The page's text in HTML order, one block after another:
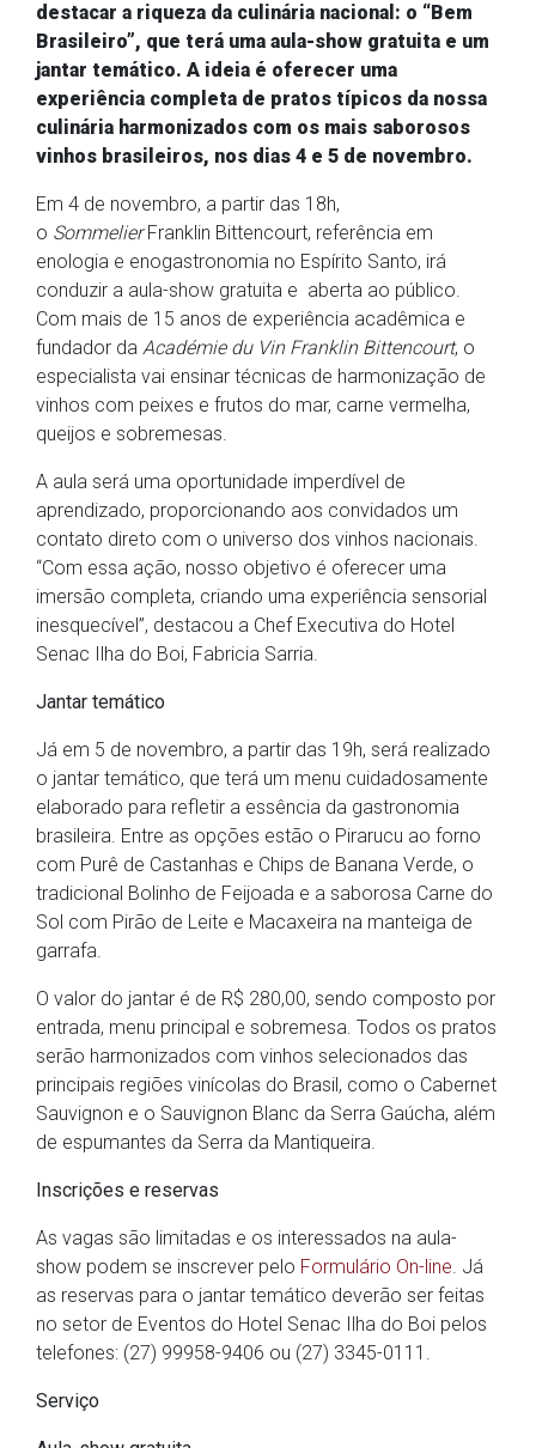
destacar a riqueza da culinária nacional: o “Bem
Brasileiro”, que terá uma aula-show gratuita e um
jantar temático. A ideia é oferecer uma
experiência completa de pratos típicos da nossa
culinária harmonizados com os mais saborosos
vinhos brasileiros, nos dias 4 e 5 de novembro.
Em 4 de novembro, a partir das 18h,
o SommelierFranklin Bittencourt, referência em
enologia e enogastronomia no Espírito Santo, irá
conduzir a aula-show gratuita e aberta ao público.
Com mais de 15 anos de experiência acadêmica e
fundador da Académie du Vin Franklin Bittencourt, o
especialista vai ensinar técnicas de harmonização de
vinhos com peixes e frutos do mar, carne vermelha,
queijos e sobremesas.
A aula será uma oportunidade imperdível de
aprendizado, proporcionando aos convidados um
contato direto com o universo dos vinhos nacionais.
“Com essa ação, nosso objetivo é oferecer uma
imersão completa, criando uma experiência sensorial
inesquecível”, destacou a Chef Executiva do Hotel
Senac Ilha do Boi, Fabricia Sarria.
Jantar temático
Já em 5 de novembro, a partir das 19h, será realizado
o jantar temático, que terá um menu cuidadosamente
elaborado para refletir a essência da gastronomia
brasileira. Entre as opções estão o Pirarucu ao forno
com Purê de Castanhas e Chips de Banana Verde, o
tradicional Bolinho de Feijoada e a saborosa Carne do
Sol com Pirão de Leite e Macaxeira na manteiga de
garrafa.
O valor do jantar é de R$ 280,00, sendo composto por
entrada, menu principal e sobremesa. Todos os pratos
serão harmonizados com vinhos selecionados das
principais regiões vinícolas do Brasil, como o Cabernet
Sauvignon e o Sauvignon Blanc da Serra Gaúcha, além
de espumantes da Serra da Mantiqueira.
Inscrições e reservas
As vagas são limitadas e os interessados na aula-
show podem se inscrever pelo Formulário On-line. Já
as reservas para o jantar temático deverão ser feitas
no setor de Eventos do Hotel Senac Ilha do Boi pelos
telefones: (27) 99958-9406 ou (27) 3345-0111.
Serviço